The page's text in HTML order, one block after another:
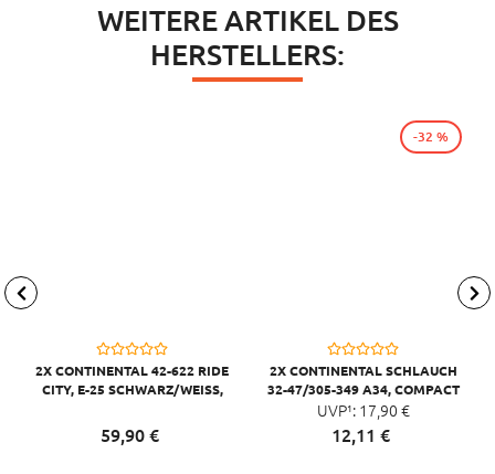
WEITERE ARTIKEL DES
HERSTELLERS:
2X CONTINENTAL 42-622 RIDE
CITY, E-25 SCHWARZ/WEISS, D
59,90 €
2X CONTINENTAL SCHLAUCH
32-47/305-349 A34, COMPACT
16
UVP¹: 17,90 €
12,11 €
-32 %